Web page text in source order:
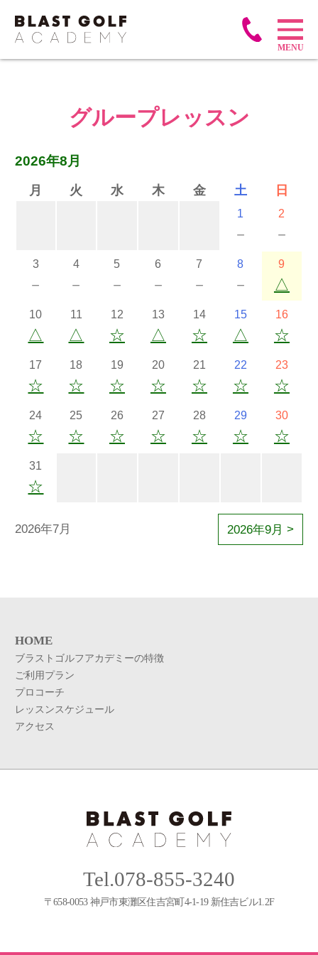
グループレッスン
2026年8月
月 火 水 木 金 土 日
1
－
2
－
3
－
4
－
5
－
6
－
7
－
8
－
9
△
10
△
11
△
12
☆
13
△
14
☆
15
△
16
☆
17
☆
18
☆
19
☆
20
☆
21
☆
22
☆
23
☆
24
☆
25
☆
26
☆
27
☆
28
☆
29
☆
30
☆
31
☆
2026年7月 2026年9月
HOME
ブラストゴルフアカデミーの特徴
ご利用プラン
プロコーチ
レッスンスケジュール
アクセス
Tel.078-855-3240
〒658-0053 神戸市東灘区住吉宮町4-1-19 新住吉ビル1.2F